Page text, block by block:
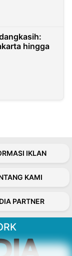
hingga
IKLAN
KAMI
PARTNER